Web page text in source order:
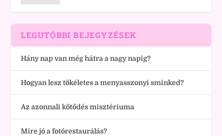
LEGUTÓBBI BEJEGYZÉSEK
Hány nap van még hátra a nagy napig?
Hogyan lesz tökéletes a menyasszonyi sminked?
Az azonnali kötődés misztériuma
Mire jó a fotórestaurálás?